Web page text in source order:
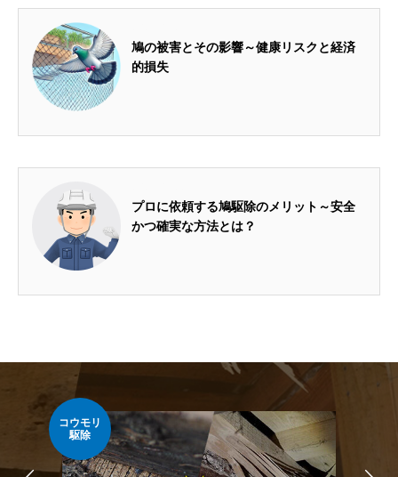
鳩の被害とその影響～健康リスクと経済
的損失
プロに依頼する鳩駆除のメリット～安全
かつ確実な方法とは？
コウモリ
駆除